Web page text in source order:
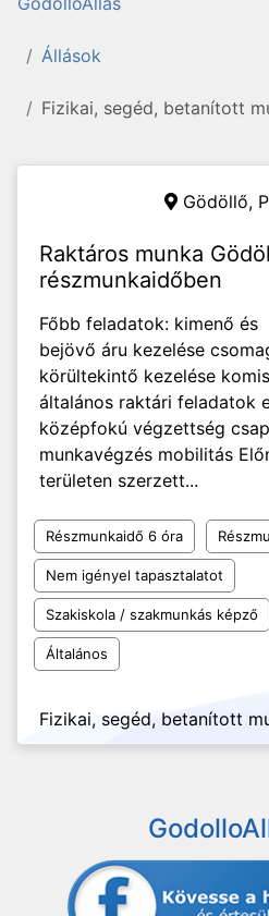
Állások
Fizikai, segéd, betanított
Gödöllő,
Raktáros munka
részmunkaidőben
Főbb feladatok: kimenő és
bejövő áru kezelése
körültekintő kezelése
általános raktári feladatok
középfokú végzettség
munkavégzés mobilitás
területen szerzett...
Részmunkaidő 6 óra
Nem igényel tapasztalatot
Szakiskola / szakmunkás képző
Általános
Fizikai, segéd, betanított